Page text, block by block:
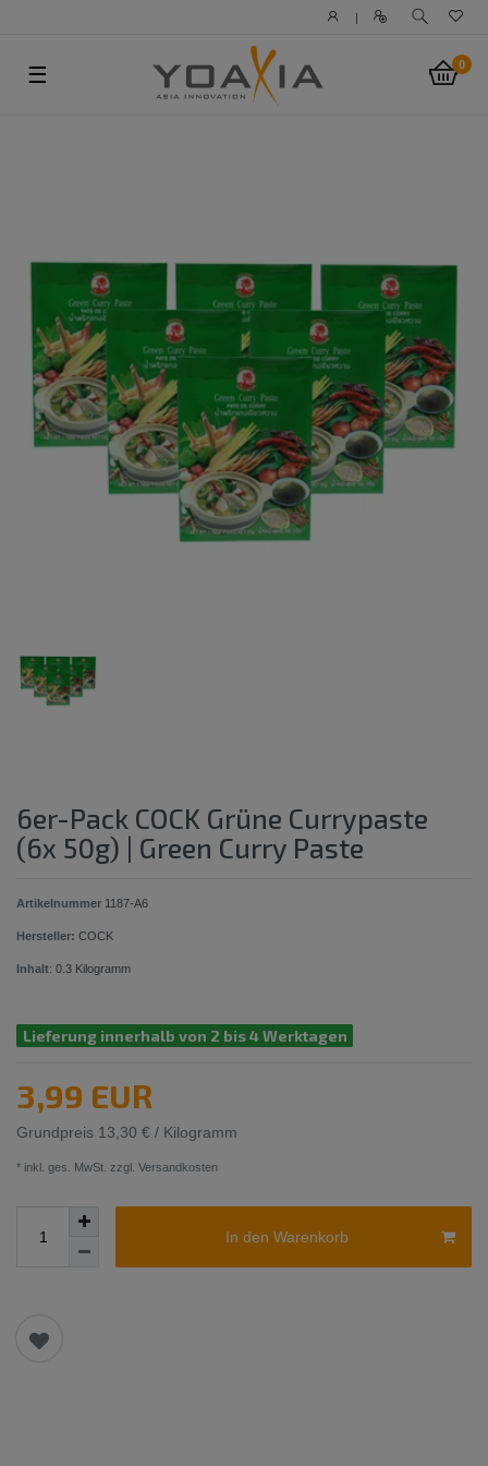
|
0
☰
6er-Pack COCK Grüne Currypaste
(6x 50g) | Green Curry Paste
Artikelnummer 1187-A6
Hersteller: COCK
Inhalt: 0.3 Kilogramm
Lieferung innerhalb von 2 bis 4 Werktagen
3,99 EUR
Grundpreis 13,30 € / Kilogramm
* inkl. ges. MwSt. zzgl. Versandkosten
In den Warenkorb